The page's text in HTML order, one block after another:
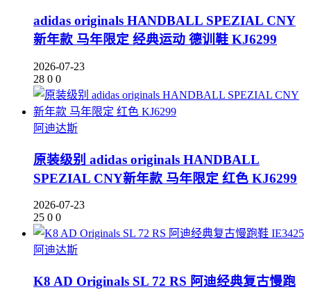
adidas originals HANDBALL SPEZIAL CNY
新年款 马年限定 经典运动 德训鞋 KJ6299
2026-07-23
28 0 0
阿迪达斯
原装级别 adidas originals HANDBALL
SPEZIAL CNY新年款 马年限定 红色 KJ6299
2026-07-23
25 0 0
阿迪达斯
K8 AD Originals SL 72 RS 阿迪经典复古慢跑